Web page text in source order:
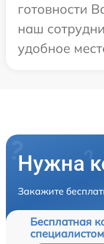
готовности
наш
удобное
Нужна
Закажите
Бесплатная
специалистом